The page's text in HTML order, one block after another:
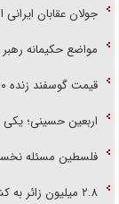
جولان عقابان
مواضع حکیمانه
قیمت گوسفند زنده ۳۰ درصد کاهش یافت؛ گوشت ارزان نشد
اربعین حسینی؛
فلسطین مسئله
۲.۸ میلیون زائر به کشور بازگشتند